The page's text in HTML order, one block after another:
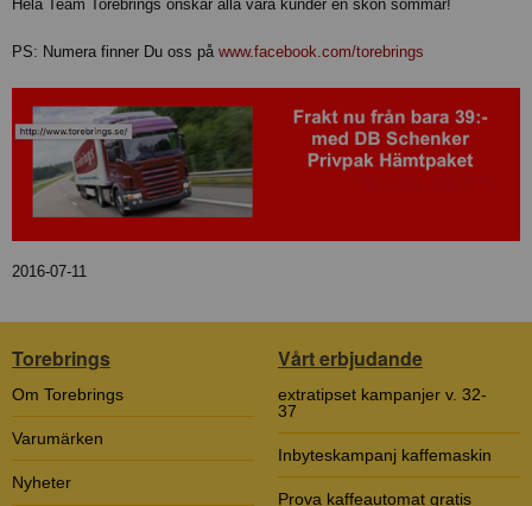
Hela Team Torebrings önskar alla våra kunder en skön sommar!
PS: Numera finner Du oss på www.facebook.com/torebrings
2016-07-11
Torebrings
Om Torebrings
Varumärken
Nyheter
Vårt erbjudande
extratipset kampanjer v. 32-
37
Inbyteskampanj kaffemaskin
Prova kaffeautomat gratis